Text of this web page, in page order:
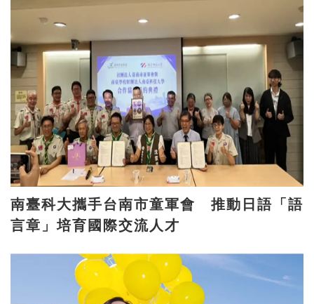
南臺科大攜手台南市童軍會 推動日語「語
言章」培育國際交流人才